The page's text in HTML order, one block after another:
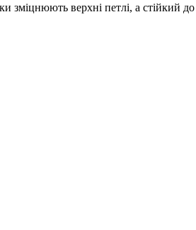
верхні петлі, а стійкий до